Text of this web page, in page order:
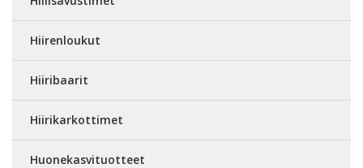
Hiirenloukut
Hiiribaarit
Hiirikarkottimet
Huonekasvituotteet